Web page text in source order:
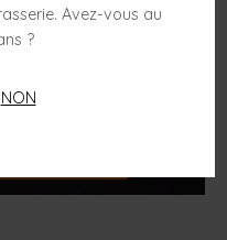
Avez-vous au
?
NON